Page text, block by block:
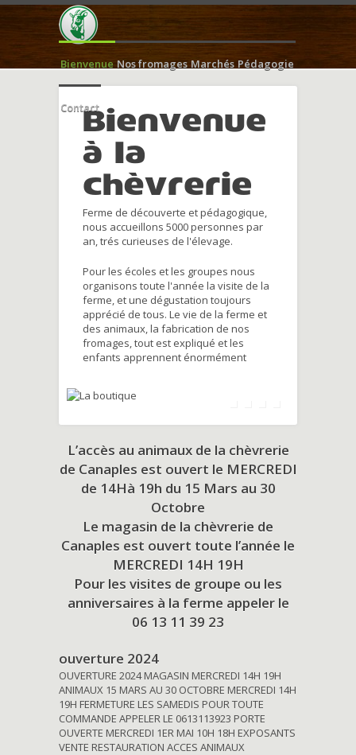
Bienvenue Nos fromages Marchés Pédagogie
ContactBienvenue
à la
chèvrerie
Ferme de découverte et pédagogique,
nous accueillons 5000 personnes par
an, trés curieuses de l'élevage.
Pour les écoles et les groupes nous
organisons toute l'année la visite de la
ferme, et une dégustation toujours
apprécié de tous. Le vie de la ferme et
des animaux, la fabrication de nos
fromages, tout est expliqué et les
enfants apprennent énormément
L’accès au animaux de la chèvrerie
de Canaples est ouvert le MERCREDI
de 14Hà 19h du 15 Mars au 30
Octobre
Le magasin de la chèvrerie de
Canaples est ouvert toute l’année le
MERCREDI 14H 19H
Pour les visites de groupe ou les
anniversaires à la ferme appeler le
06 13 11 39 23
ouverture 2024
OUVERTURE 2024 MAGASIN MERCREDI 14H 19H
ANIMAUX 15 MARS AU 30 OCTOBRE MERCREDI 14H
19H FERMETURE LES SAMEDIS POUR TOUTE
COMMANDE APPELER LE 0613113923 PORTE
OUVERTE MERCREDI 1ER MAI 10H 18H EXPOSANTS
VENTE RESTAURATION ACCES ANIMAUX